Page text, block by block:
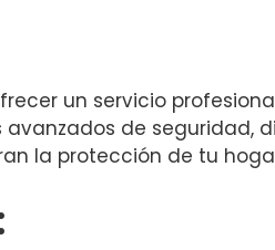
un servicio
de seguridad,
la protección de tu